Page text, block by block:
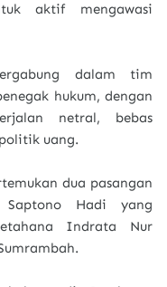
aktif mengawasi
dalam tim
hukum, dengan
netral, bebas
uang.
dua pasangan
Saptono Hadi yang
Indrata Nur